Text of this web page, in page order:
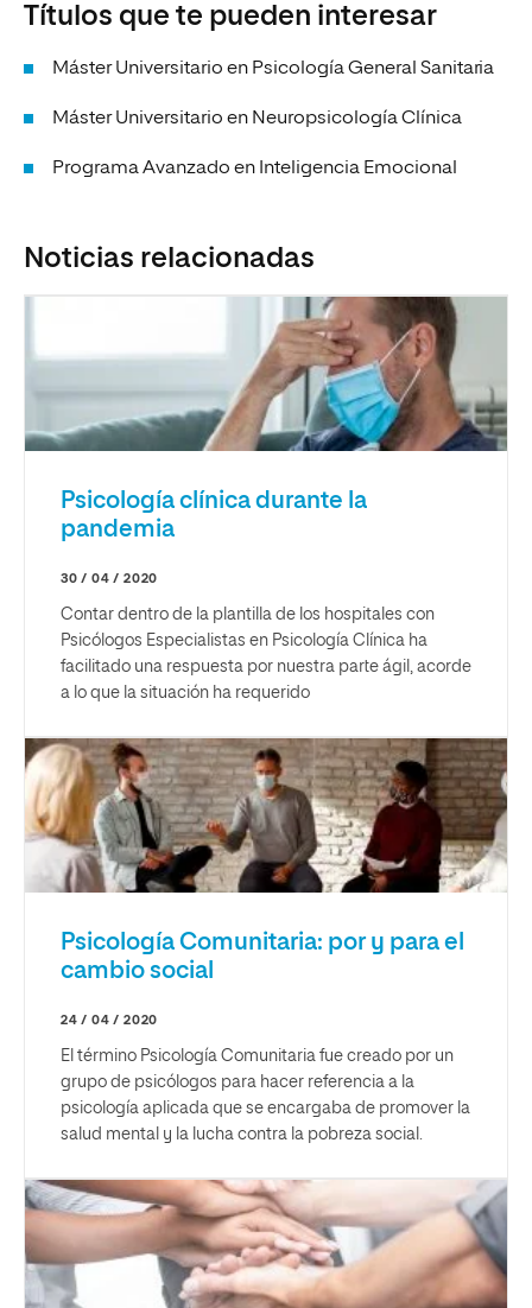
Títulos que te pueden interesar
Máster Universitario en Psicología General Sanitaria
Máster Universitario en Neuropsicología Clínica
Programa Avanzado en Inteligencia Emocional
Noticias relacionadas
Psicología clínica durante la
pandemia
30 / 04 / 2020
Contar dentro de la plantilla de los hospitales con
Psicólogos Especialistas en Psicología Clínica ha
facilitado una respuesta por nuestra parte ágil, acorde
a lo que la situación ha requerido
Psicología Comunitaria: por y para el
cambio social
24 / 04 / 2020
El término Psicología Comunitaria fue creado por un
grupo de psicólogos para hacer referencia a la
psicología aplicada que se encargaba de promover la
salud mental y la lucha contra la pobreza social.